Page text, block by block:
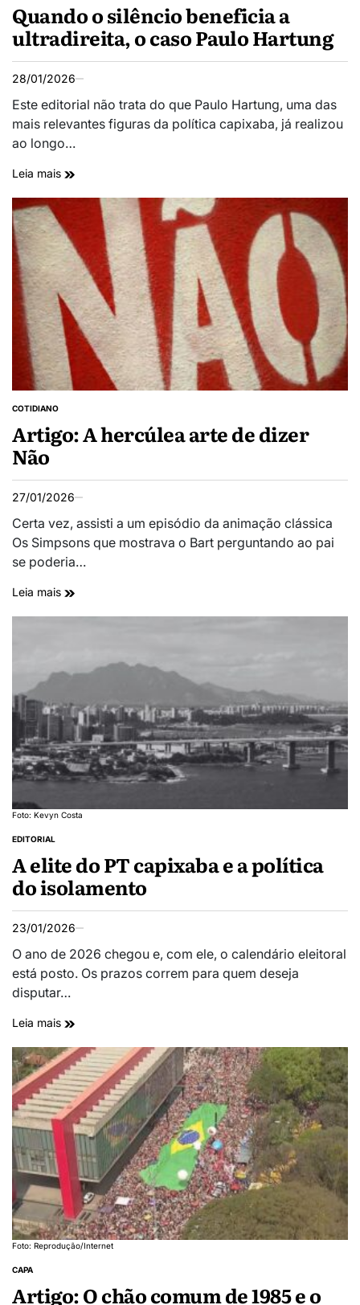
Quando o silêncio beneficia a
ultradireita, o caso Paulo Hartung
28/01/2026
Este editorial não trata do que Paulo Hartung, uma das
mais relevantes figuras da política capixaba, já realizou
ao longo…
Leia mais
COTIDIANO
Artigo: A hercúlea arte de dizer
Não
27/01/2026
Certa vez, assisti a um episódio da animação clássica
Os Simpsons que mostrava o Bart perguntando ao pai
se poderia…
Leia mais
Foto: Kevyn Costa
EDITORIAL
A elite do PT capixaba e a política
do isolamento
23/01/2026
O ano de 2026 chegou e, com ele, o calendário eleitoral
está posto. Os prazos correm para quem deseja
disputar…
Leia mais
Foto: Reprodução/Internet
CAPA
Artigo: O chão comum de 1985 e o